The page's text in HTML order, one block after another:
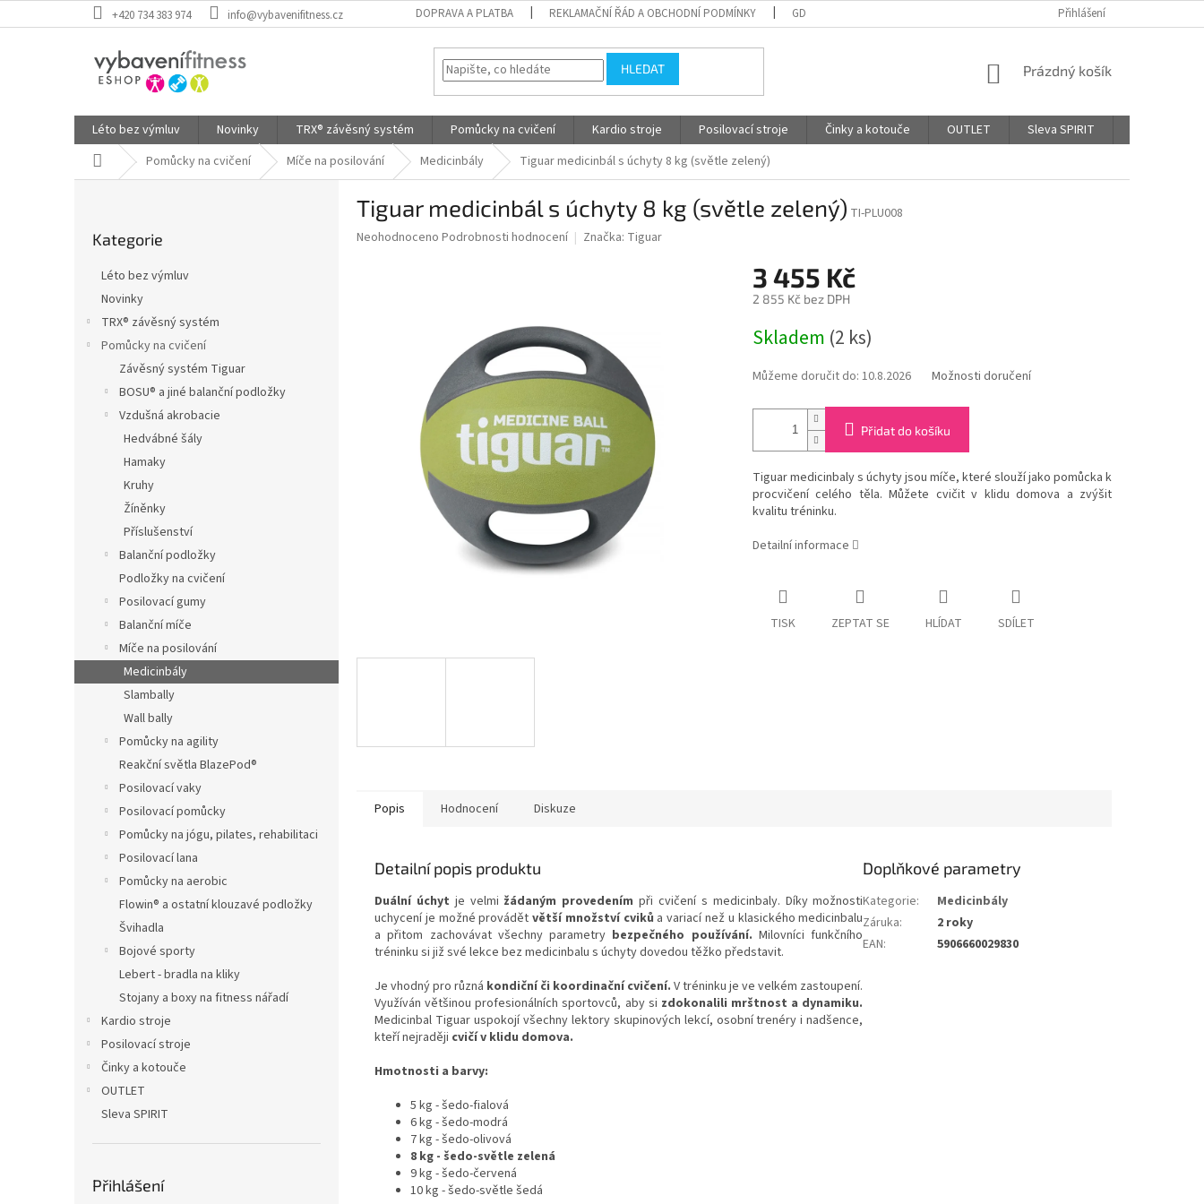
na
+420 734 383 974 info@vybavenifitness.cz DOPRAVA A PLATBA REKLAMAČNÍ ŘÁD A OBCHODNÍ PODMÍNKY GDPR - PODMÍNKY OCHRANY OSOBNÍCH ÚDAJŮ AFFILIATE PROGRAM
Přihlášení
HLEDAT
NÁKUPNÍ
Prázdný košík
Léto bez výmluv Novinky TRX® závěsný systém Pomůcky na cvičení Kardio stroje Posilovací stroje Činky a kotouče OUTLET Sleva SPIRIT
Domů Pomůcky na cvičení Míče na posilování Medicinbály Tiguar medicinbál s úchyty 8 kg (světle zelený)
kategorie
Kategorie
Léto bez výmluv
Novinky
TRX® závěsný systém
Pomůcky na cvičení
Závěsný systém Tiguar
BOSU® a jiné balanční podložky
Vzdušná akrobacie
Hedvábné šály
Hamaky
Kruhy
Žíněnky
Příslušenství
Balanční podložky
Podložky na cvičení
Posilovací gumy
Balanční míče
Míče na posilování
Medicinbály
Slambally
Wall bally
Pomůcky na agility
Reakční světla BlazePod®
Posilovací vaky
Posilovací pomůcky
Pomůcky na jógu, pilates, rehabilitaci
Posilovací lana
Pomůcky na aerobic
Flowin® a ostatní klouzavé podložky
Švihadla
Bojové sporty
Lebert - bradla na kliky
Stojany a boxy na fitness nářadí
Kardio stroje
Posilovací stroje
Činky a kotouče
OUTLET
Sleva SPIRIT
Přihlášení
Tiguar medicinbál s úchyty 8 kg (světle zelený) TI-PLU008
Průměrné
Neohodnoceno Podrobnosti hodnocení Značka: Tiguar
3 455 Kč
2 855 Kč bez DPH
cena:
Skladem (2 ks)
Můžeme doručit do: 10.8.2026 Možnosti doručení
Přidat do košíku
Tiguar medicinbaly s úchyty jsou míče, které slouží jako pomůcka k
procvičení celého těla. Můžete cvičit v klidu domova a zvýšit
kvalitu tréninku.
Detailní informace
TISK ZEPTAT SE HLÍDAT SDÍLET
Popis Hodnocení Diskuze
Detailní popis produktu
Duální úchyt je velmi žádaným provedením při cvičení s medicinbaly. Díky možnosti
uchycení je možné provádětvětší množství cviků a variací než u klasického medicinbalu
a přitom zachovávat všechny parametry bezpečného používání. Milovníci funkčního
tréninku si již své lekce bez medicinbalu s úchyty dovedou těžko představit.
Je vhodný pro různá kondiční či koordinační cvičení. V tréninku je ve velkém zastoupení.
Využíván většinou profesionálních sportovců, aby si zdokonalili mrštnost a dynamiku.
Medicinbal Tiguar uspokojí všechny lektory skupinových lekcí, osobní trenéry i nadšence,
kteří nejraději cvičí v klidu domova.
Hmotnosti a barvy:
5 kg - šedo-fialová
6 kg - šedo-modrá
7 kg - šedo-olivová
8 kg - šedo-světle zelená
9 kg - šedo-červená
10 kg - šedo-světle šedá
Doplňkové parametry
Kategorie:
Medicinbály
Záruka:
2 roky
EAN: 5906660029830